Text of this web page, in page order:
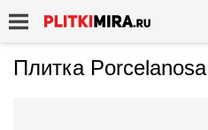
Плитка Porcelanosa